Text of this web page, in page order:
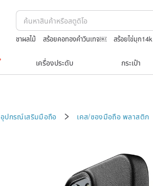
ชาผลไม้ สร้อยคอทองคำวินเทจ￼ สร้อยไข่มุก14k
เครื่องประดับ กระเป๋า
อุปกรณ์เสริมมือถือ เคส/ซองมือถือ พลาสติก